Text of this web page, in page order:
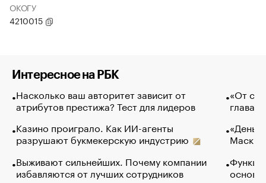
ОКОГУ
4210015
Интересное на РБК
Насколько ваш авторитет зависит от
атрибутов престижа? Тест для лидеров
Казино проиграло. Как ИИ-агенты
разрушают букмекерскую индустрию
Выживают сильнейших. Почему компании
избавляются от лучших сотрудников
«От
глава
Маск в
основ